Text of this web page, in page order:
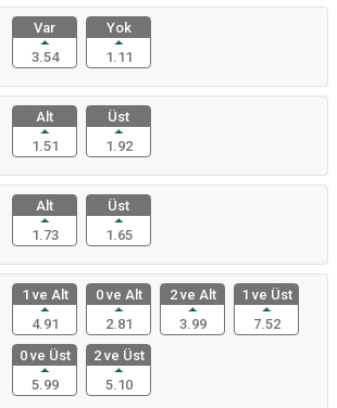
Var
3.54
Yok
1.11
Alt
1.51
Üst
1.92
Alt
1.73
Üst
1.65
1 ve Alt
4.91
0 ve Alt
2.81
2 ve Alt
3.99
1 ve Üst
7.52
0 ve Üst
5.99
2 ve Üst
5.10